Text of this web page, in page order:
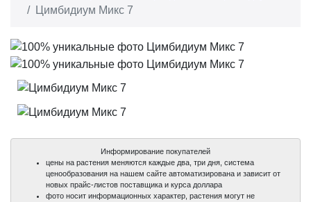
Цимбидиум Микс 7
Информирование покупателей
цены на растения меняются каждые два, три дня, система
ценообразования на нашем сайте автоматизирована и зависит от
новых прайс-листов поставщика и курса доллара
фото носит информационных характер, растения могут не